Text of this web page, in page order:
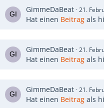
GimmeDaBeat 21.
Hat einen Beitrag als
GimmeDaBeat 21.
Hat einen Beitrag als
GimmeDaBeat 21.
Hat einen Beitrag als